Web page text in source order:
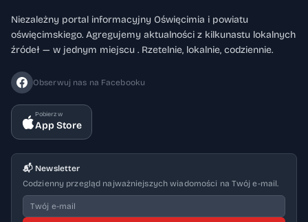
Niezależny portal informacyjny Oświęcimia i powiatu
oświęcimskiego. Agregujemy aktualności z kilkunastu lokalnych
źródeł — w jednym miejscu . Rzetelnie, lokalnie, codziennie.
Obserwuj nas na Facebooku
Pobierz w
App Store
📬 Newsletter
Codzienny przegląd najważniejszych wiadomości na Twój e-mail.